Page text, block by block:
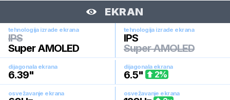
EKRAN
tehnologija izrade ekrana
IPS
Super AMOLED
tehnologija izrade ekrana
IPS
Super AMOLED
dijagonala ekrana
6.39"
dijagonala ekrana
6.5" 2%
osvežavanje ekrana osvežavanje ekrana